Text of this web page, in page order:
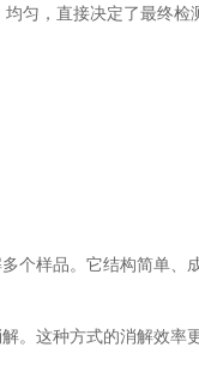
，直接决定了最终检
品。它结构简单、
种方式的消解效率